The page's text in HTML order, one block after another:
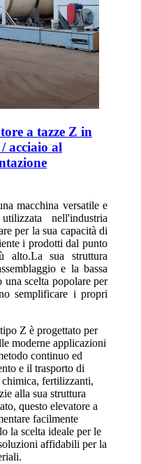
a tazze Z in
acciaio al
macchina versatile e
nell'industria
per la sua capacità di
i prodotti dal punto
alto.La sua struttura
e la bassa
scelta popolare per
semplificare i propri
Z è progettato per
moderne applicazioni
continuo ed
e il trasporto di
fertilizzanti,
alla sua struttura
questo elevatore a
facilmente
la scelta ideale per le
affidabili per la